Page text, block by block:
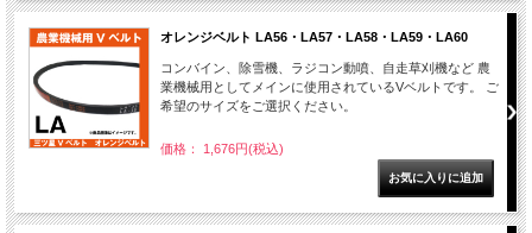
オレンジベルト LA56・LA57・LA58・LA59・LA60
コンバイン、除雪機、ラジコン動噴、自走草刈機など 農
業機械用としてメインに使用されているVベルトです。 ご
希望のサイズをご選択ください。
価格： 1,676円(税込)